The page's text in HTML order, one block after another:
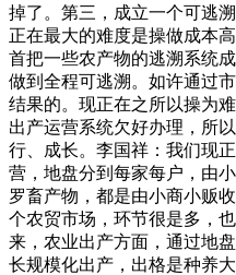
掉了。第三，成立一个可逃
正在最大的难度是操做成本
首把一些农产物的逃溯系统
做到全程可逃溯。如许通过
结果的。现正在之所以操为
出产运营系统欠好办理，所
行、成长。李国祥：我们现
营，地盘分到每家每户，由
罗畜产物，都是由小商小贩
个农贸市场，环节很是多，
来，农业出产方面，通过地
长规模化出产，出格是种养